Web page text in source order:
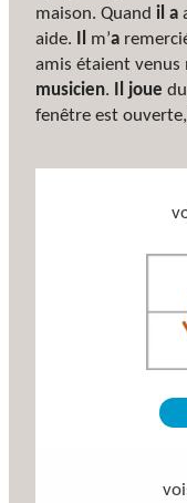
maison. Quand il a
aide.
m’a
amis étaient
musicien. Il joue
fenêtre est ouverte,